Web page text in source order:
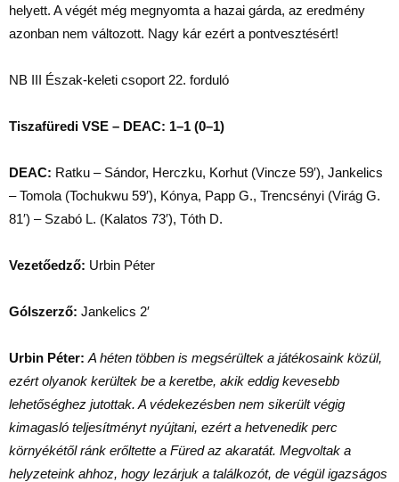
helyett. A végét még megnyomta a hazai gárda, az eredmény
azonban nem változott. Nagy kár ezért a pontvesztésért!
NB III Észak-keleti csoport 22. forduló
Tiszafüredi VSE – DEAC: 1–1 (0–1)
DEAC: Ratku – Sándor, Herczku, Korhut (Vincze 59′), Jankelics
– Tomola (Tochukwu 59′), Kónya, Papp G., Trencsényi (Virág G.
81′) – Szabó L. (Kalatos 73′), Tóth D.
Vezetőedző: Urbin Péter
Gólszerző: Jankelics 2′
Urbin Péter: A héten többen is megsérültek a játékosaink közül,
ezért olyanok kerültek be a keretbe, akik eddig kevesebb
lehetőséghez jutottak. A védekezésben nem sikerült végig
kimagasló teljesítményt nyújtani, ezért a hetvenedik perc
környékétől ránk erőltette a Füred az akaratát. Megvoltak a
helyzeteink ahhoz, hogy lezárjuk a találkozót, de végül igazságos